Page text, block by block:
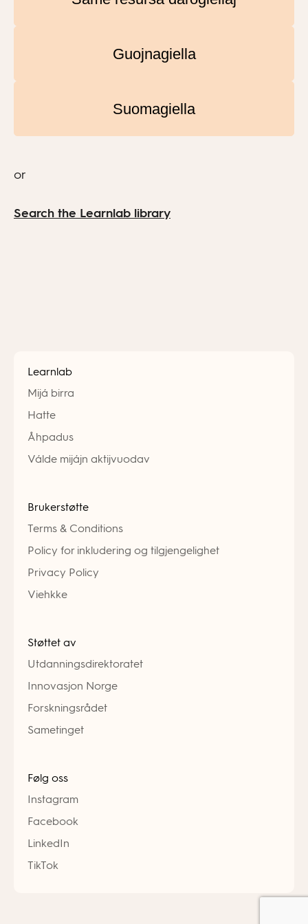
Guojnagiella
Suomagiella
or
Search the Learnlab library
Learnlab
Mijá birra
Hatte
Åhpadus
Válde mijájn aktijvuodav
Brukerstøtte
Terms & Conditions
Policy for inkludering og tilgjengelighet
Privacy Policy
Viehkke
Støttet av
Utdanningsdirektoratet
Innovasjon Norge
Forskningsrådet
Sametinget
Følg oss
Instagram
Facebook
LinkedIn
TikTok